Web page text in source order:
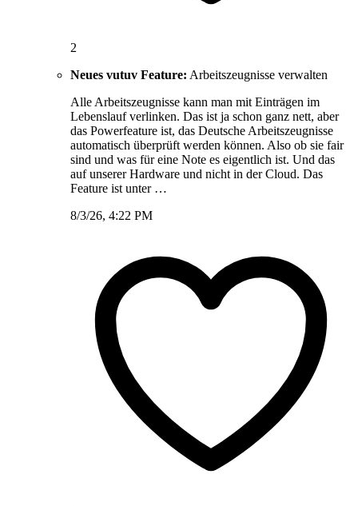
2
Neues vutuv Feature: Arbeitszeugnisse verwalten
Alle Arbeitszeugnisse kann man mit Einträgen im
Lebenslauf verlinken. Das ist ja schon ganz nett, aber
das Powerfeature ist, das Deutsche Arbeitszeugnisse
automatisch überprüft werden können. Also ob sie fair
sind und was für eine Note es eigentlich ist. Und das
auf unserer Hardware und nicht in der Cloud. Das
Feature ist unter …
8/3/26, 4:22 PM